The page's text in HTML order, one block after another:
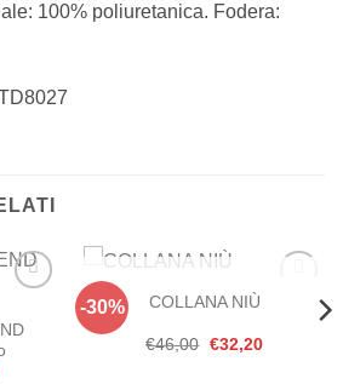
100% poliuretanica. Fodera:
lista
dei
-30%
Aggiungi
ESAURITO
COLLANA NIÙ
€46,00 Il
prezzo
€32,20Il